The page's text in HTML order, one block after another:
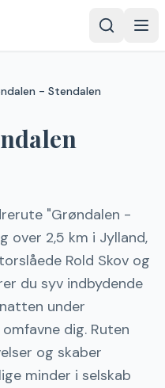
- Stendalen
"Grøndalen -
over 2,5 km i Jylland,
Rold Skov og
du syv indbydende
under
dig. Ruten
og skaber
minder i selskab